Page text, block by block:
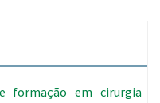
formação em cirurgia